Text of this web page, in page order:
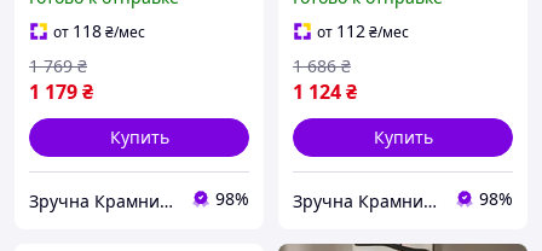
наволочками 50х70 см
для дома белый MK-8460
от 118₴/мес
1 179₴
1 769 ₴
Купить
Зручна Крамниця 98%
наволочками 50х70 см
для дома розовый MK-
8490
от 112₴/мес
1 124₴
1 686 ₴
Купить
Зручна Крамниця 98%